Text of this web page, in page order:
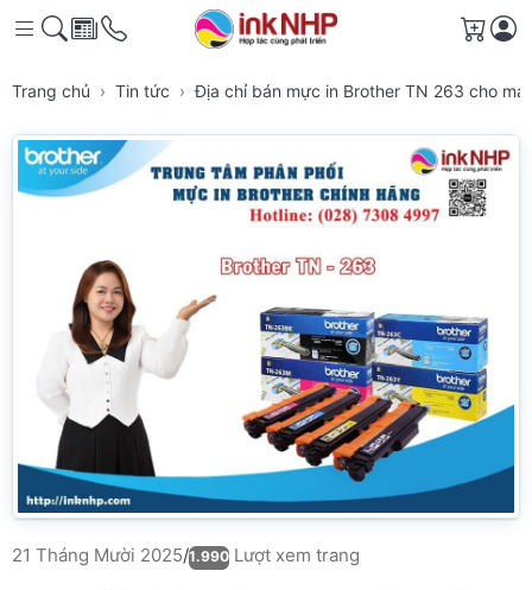
Giỏ
Trang chủ Tin tức Địa chỉ bán mực in Brother TN 263 cho
21 Tháng Mười 2025/1.990 Lượt xem trang